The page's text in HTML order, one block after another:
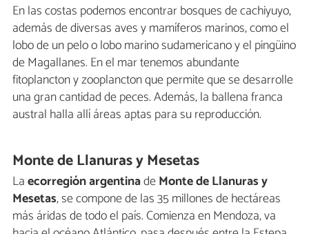
En las costas podemos encontrar bosques de cachiyuyo,
además de diversas aves y mamíferos marinos, como el
lobo de un pelo o lobo marino sudamericano y el pingüino
de Magallanes. En el mar tenemos abundante
fitoplancton y zooplancton que permite que se desarrolle
una gran cantidad de peces. Además, la ballena franca
austral halla allí áreas aptas para su reproducción.
Monte de Llanuras y Mesetas
Laecorregión argentinadeMonte de Llanuras y
Mesetas, se compone de las 35 millones de hectáreas
más áridas de todo el país. Comienza en Mendoza, va